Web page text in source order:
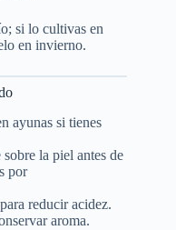
si lo cultivas en
en invierno.
ayunas si tienes
la piel antes de
por
reducir acidez.
aroma.